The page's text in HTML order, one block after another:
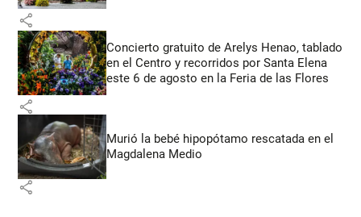
share
Concierto gratuito de Arelys Henao, tablado
en el Centro y recorridos por Santa Elena
este 6 de agosto en la Feria de las Flores
share
Murió la bebé hipopótamo rescatada en el
Magdalena Medio
share